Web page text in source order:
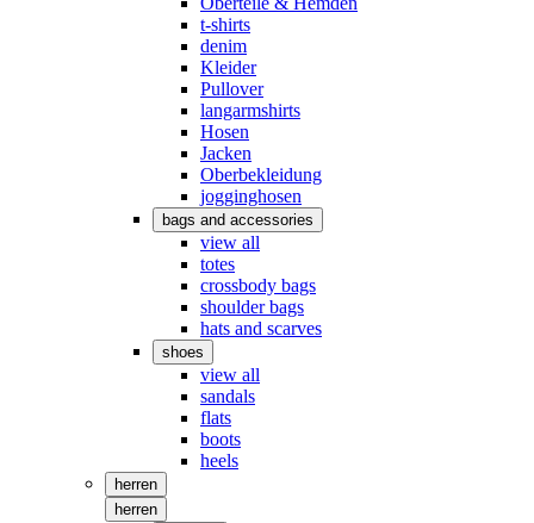
t-shirts
denim
Kleider
Pullover
langarmshirts
Hosen
Jacken
Oberbekleidung
jogginghosen
bags and accessories
view all
totes
crossbody bags
shoulder bags
hats and scarves
shoes
view all
sandals
flats
boots
heels
herren
herren